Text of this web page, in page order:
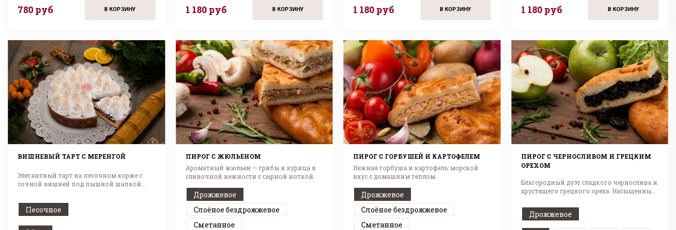
780 руб В КОРЗИНУ 1 180 руб В КОРЗИНУ 1 180 руб В КОРЗИНУ 1 180 руб В КОРЗИНУ
ВИШНЕВЫЙ ТАРТ С МЕРЕНГОЙ
Элегантный тарт на песочном корже с
сочной вишней под пышной шапкой
Песочное
ПИРОГ С ЖЮЛЬЕНОМ
Ароматный жюльен — грибы и курица в
сливочной нежности с сырной ноткой.
Дрожжевое
Слоёное бездрожжевое
Сметанное
ПИРОГ С ГОРБУШЕЙ И КАРТОФЕЛЕМ
Нежная горбуша и картофель: морской
вкус с домашним теплом.
Дрожжевое
Слоёное бездрожжевое
Сметанное
ПИРОГ С ЧЕРНОСЛИВОМ И ГРЕЦКИМ
ОРЕХОМ
Благородный дуэт сладкого чернослива и
хрустящего грецкого ореха. Насыщенный
Дрожжевое